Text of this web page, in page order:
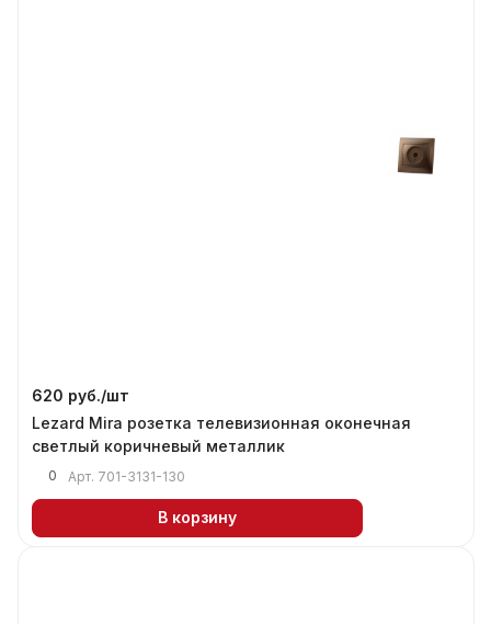
620 руб./шт
Lezard Mira розетка телевизионная оконечная
светлый коричневый металлик
0 Арт. 701-3131-130
В корзину